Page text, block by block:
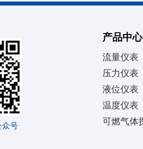
众号
产品中心
流量仪表
压力仪表
液位仪表
温度仪表
可燃气体